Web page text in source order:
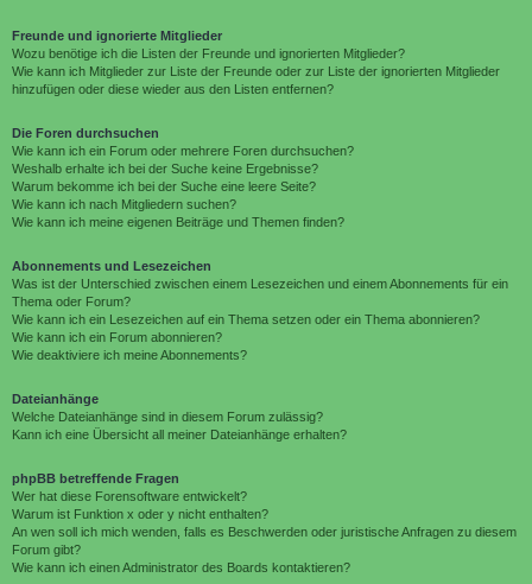
Freunde und ignorierte Mitglieder
Wozu benötige ich die Listen der Freunde und ignorierten Mitglieder?
Wie kann ich Mitglieder zur Liste der Freunde oder zur Liste der ignorierten Mitglieder
hinzufügen oder diese wieder aus den Listen entfernen?
Die Foren durchsuchen
Wie kann ich ein Forum oder mehrere Foren durchsuchen?
Weshalb erhalte ich bei der Suche keine Ergebnisse?
Warum bekomme ich bei der Suche eine leere Seite?
Wie kann ich nach Mitgliedern suchen?
Wie kann ich meine eigenen Beiträge und Themen finden?
Abonnements und Lesezeichen
Was ist der Unterschied zwischen einem Lesezeichen und einem Abonnements für ein
Thema oder Forum?
Wie kann ich ein Lesezeichen auf ein Thema setzen oder ein Thema abonnieren?
Wie kann ich ein Forum abonnieren?
Wie deaktiviere ich meine Abonnements?
Dateianhänge
Welche Dateianhänge sind in diesem Forum zulässig?
Kann ich eine Übersicht all meiner Dateianhänge erhalten?
phpBB betreffende Fragen
Wer hat diese Forensoftware entwickelt?
Warum ist Funktion x oder y nicht enthalten?
An wen soll ich mich wenden, falls es Beschwerden oder juristische Anfragen zu diesem
Forum gibt?
Wie kann ich einen Administrator des Boards kontaktieren?